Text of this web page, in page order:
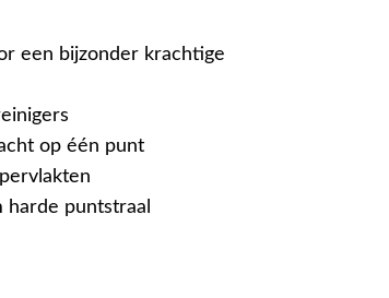
een bijzonder krachtige
op één punt
puntstraal